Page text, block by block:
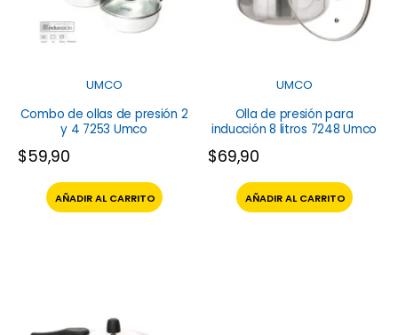
UMCO
Combo de ollas de presión 2
y 4 7253 Umco
$59,90
AÑADIR AL CARRITO
UMCO
Olla de presión para
inducción 8 litros 7248 Umco
$69,90
AÑADIR AL CARRITO